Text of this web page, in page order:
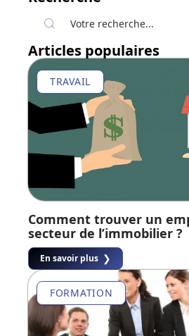
Articles populaires
TRAVAIL
Comment trouver un
secteur de l’immobilier ?
En savoir plus
FORMATION